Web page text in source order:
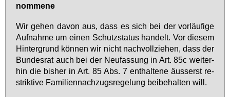
nom­me­ne
Wir ge­hen da­von aus, dass es sich bei der vor­läu­fi­ge
Auf­nah­me um ei­nen Schutz­sta­tus han­delt. Vor die­sem
Hin­ter­grund kön­nen wir nicht nach­voll­zie­hen, dass der
Bun­des­rat auch bei der Neu­fas­sung in Art. 85c wei­ter­
hin die bis­her in Art. 85 Abs. 7 ent­hal­te­ne äus­serst re­
strik­ti­ve Fa­mi­li­en­nach­zugs­re­ge­lung bei­be­hal­ten will.